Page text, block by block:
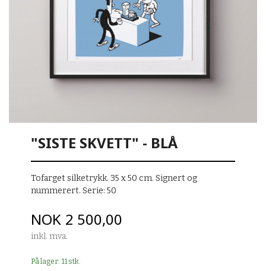
"SISTE SKVETT" - BLÅ
Tofarget silketrykk. 35 x 50 cm. Signert og
nummerert. Serie: 50
Pris
NOK 2 500,00
inkl. mva.
På lager: 11 stk.